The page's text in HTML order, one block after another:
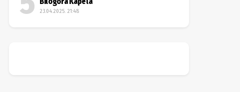
23.04.2025. 21:48